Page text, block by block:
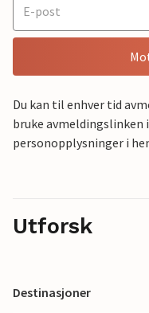
Du kan til enhver tid
bruke avmeldingslinken
personopplysninger i
Utforsk
Destinasjoner